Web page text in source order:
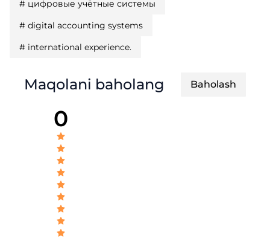
# цифровые учётные системы
# digital accounting systems
# international experience.
Maqolani baholang Baholash
0